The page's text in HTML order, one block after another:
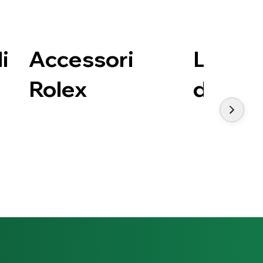
Accessori
Rolex
L'arte